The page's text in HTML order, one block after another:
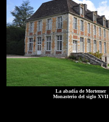
La abadía de Mortemer
Monasterio del siglo XVII